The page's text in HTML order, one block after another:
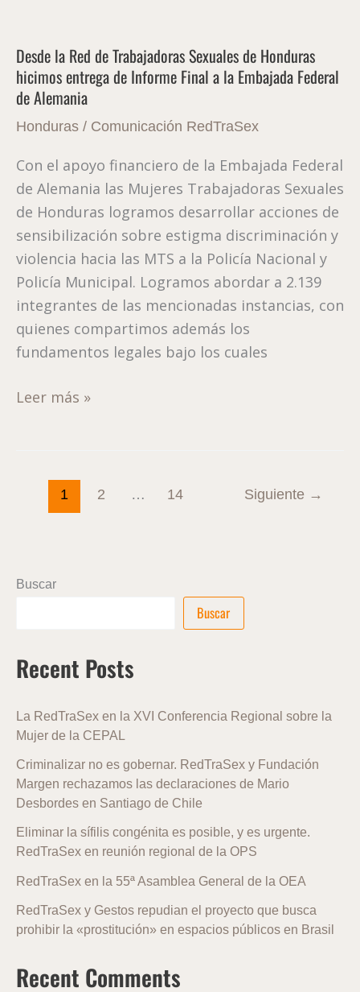
Desde la Red de Trabajadoras Sexuales de Honduras
hicimos entrega de Informe Final a la Embajada Federal
de Alemania
Honduras / Comunicación RedTraSex
Con el apoyo financiero de la Embajada Federal
de Alemania las Mujeres Trabajadoras Sexuales
de Honduras logramos desarrollar acciones de
sensibilización sobre estigma discriminación y
violencia hacia las MTS a la Policía Nacional y
Policía Municipal. Logramos abordar a 2.139
integrantes de las mencionadas instancias, con
quienes compartimos además los
fundamentos legales bajo los cuales
Red
de
Trabajadoras
Sexuales
Honduras
hicimos
entrega
de
Informe
Final
a
la
Embajada
de
Leer más »
1 2 … 14 Siguiente →
Buscar
Buscar
Recent Posts
La RedTraSex en la XVI Conferencia Regional sobre la
Mujer de la CEPAL
Criminalizar no es gobernar. RedTraSex y Fundación
Margen rechazamos las declaraciones de Mario
Desbordes en Santiago de Chile
Eliminar la sífilis congénita es posible, y es urgente.
RedTraSex en reunión regional de la OPS
RedTraSex en la 55ª Asamblea General de la OEA
RedTraSex y Gestos repudian el proyecto que busca
prohibir la «prostitución» en espacios públicos en Brasil
Recent Comments